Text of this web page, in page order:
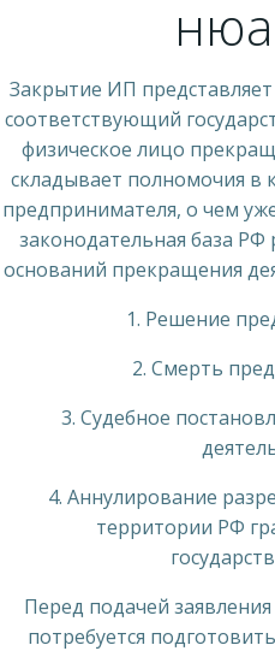
Закрытие ИП
соответствующий
физическое лицо
складывает полномочия в
предпринимателя, о чем
законодательная база РФ
оснований прекращения
1. Решение
2. Смерть
3. Судебное
4. Аннулирование
территории РФ
Перед подачей
потребуется